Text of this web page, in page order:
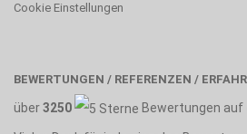
Cookie Einstellungen
BEWERTUNGEN / REFERENZEN /
über3250 Bewertungen auf